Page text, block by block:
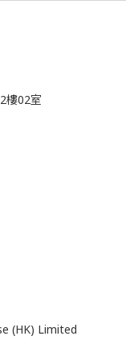
樓02室
(HK) Limited